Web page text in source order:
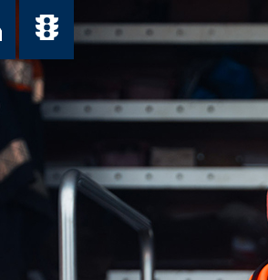
Ihr Download-Center der
Übersicht aller